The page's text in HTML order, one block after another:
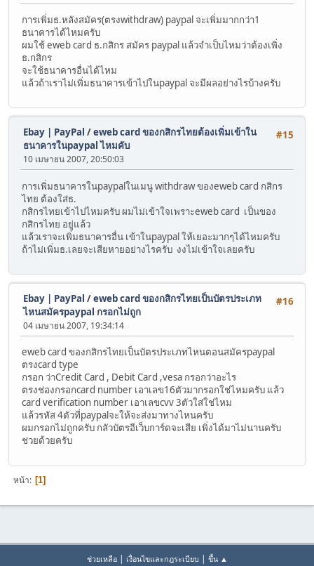
การเพิ่มธ.หลังสมัคร(ตรงwithdraw) paypal จะเพิ่มมากกว่า1
ธนาคารได้ไหมครับ
ผมใช้ eweb card ธ.กสิกร สมัคร paypal แล้วจำเป็บไหมว่าต้องเพิ่ง
ธ.กสิกร
จะใช้ธนาคารอื่นได้ไหม
แล้วถ้าเราไม่เพิ่มธนาคารเข้าไปในpaypal จะมีผลอย่างไรบ้างครับ
#15
Ebay | PayPal /eweb card ของกสิกรไทยต้องเพิ่มเข้าใน
ธนาคารในpaypal ไหมคับ
10 เมษายน 2007, 20:50:03
การเพิ่มธนาคารในpaypalในเมนู withdraw ของeweb card กสิกร
ไทย ต้องใส่ธ.
กสิกรไทยเข้าไปไหมครับ ผมไม่เข้าใจเพราะeweb card เป็นของ
กสิกรไทย อยู่แล้ว
แล้วเราจะเพิ่มธนาคารอื่น เข้าในpaypal ให้เยอะมากๆได้ไหมครับ
ถ้าไม่เพิ่มธ.เลยจะเสียหายอย่างไรครับ งงไม่เข้าใจเลยครับ
#16
Ebay | PayPal /eweb card ของกสิกรไทยเป็นบัตรประเภท
ไหนสมัครpaypal กรอกไม่ถูก
04 เมษายน 2007, 19:34:14
eweb card ของกสิกรไทยเป็นบัตรประเภทไหนตอนสมัครpaypal
ตรงcard type
กรอก ว่าCredit Card , Debit Card ,vesa กรอกว่าอะไร
ตรงช่องกรอกcard number เอาเลข16ตัวมากรอกใช่ไหมครับ แล้ว
card verification number เอาเลขcvv 3ตัวใส่ใช่ไหม
แล้วรหัส 4ตัวที่paypalจะให้จะส่งมาทางไหนครับ
ผมกรอกไม่ถูกครับ กลัวบัตรอีเว็บการ์ดจะเสีย เพิ่งได้มาไม่นานครับ
ช่วยด้วยครับ
หน้า 1
ช่วยเหลือ| เงื่อนไขและกฎระเบียบ | ขึ้น ▲